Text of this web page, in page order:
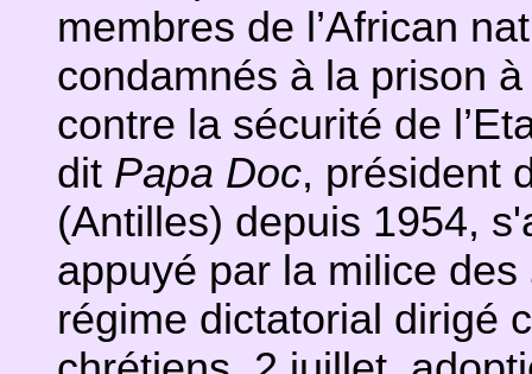
membres de l’African
condamnés à la prison
contre la sécurité de
dit Papa Doc, président
(Antilles) depuis 1954,
appuyé par la milice des
régime dictatorial dirigé